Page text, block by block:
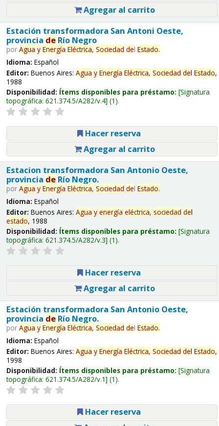
Agregar al carrito
Estación transformadora San Antoni Oeste,
provincia deRío Negro
por Agua y Energía Eléctrica, Sociedad del Estado.
Idioma: Español
Editor: Buenos Aires: Agua y Energía Eléctrica, Sociedad del Estado,
1988
Disponibilidad: Ítems disponibles para préstamo: Signatura
topográfica: 621.374.5/A282/v.4 (1).
Hacer reserva
Agregar al carrito
Estacion transformadora San Antonio Oeste,
provincia deRío Negro.
por Agua y Energía Eléctrica, Sociedad del Estado.
Idioma: Español
Editor: Buenos Aires: Agua y energía eléctrica, sociedad del
estado, 1988
Disponibilidad: Ítems disponibles para préstamo: Signatura
topográfica: 621.374.5/A282/v.3 (1).
Hacer reserva
Agregar al carrito
Estación transformadora San Antonio Oeste,
provincia deRío Negro.
por Agua y Energía Eléctrica, Sociedad del Estado.
Idioma: Español
Editor: Buenos Aires: Agua y Energía Eléctrica, Sociedad del Estado,
1998
Disponibilidad: Ítems disponibles para préstamo: Signatura
topográfica: 621.374.5/A282/v.1 (1).
Hacer reserva